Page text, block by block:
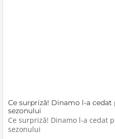
Ce surpriză! Dinamo l-a
sezonului
Ce surpriză! Dinamo l-a cedat
sezonului